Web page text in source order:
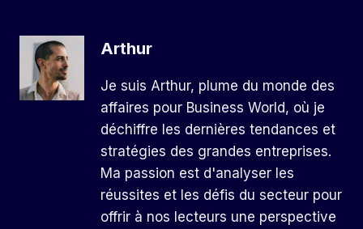
Arthur
Je suis Arthur, plume du monde des
affaires pour Business World, où je
déchiffre les dernières tendances et
stratégies des grandes entreprises.
Ma passion est d'analyser les
réussites et les défis du secteur pour
offrir à nos lecteurs une perspective